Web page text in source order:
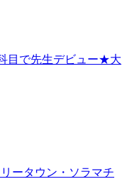
目で先生デビュー★大
ータウン・ソラマチ